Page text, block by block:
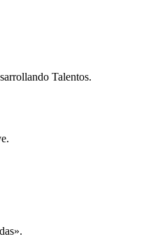
Talentos.